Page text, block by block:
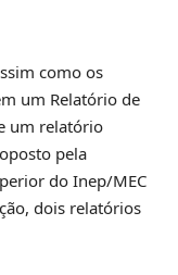
como os
um Relatório de
um relatório
pela
do Inep/MEC
dois relatórios